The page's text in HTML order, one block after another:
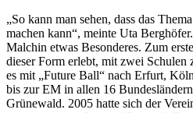
„So kann man sehen, dass das
machen kann“, meinte Uta
Malchin etwas Besonderes. Zum
dieser Form erlebt, mit zwei Schulen
es mit „Future Ball“ nach Erfurt,
bis zur EM in allen 16
Grünewald. 2005 hatte sich der